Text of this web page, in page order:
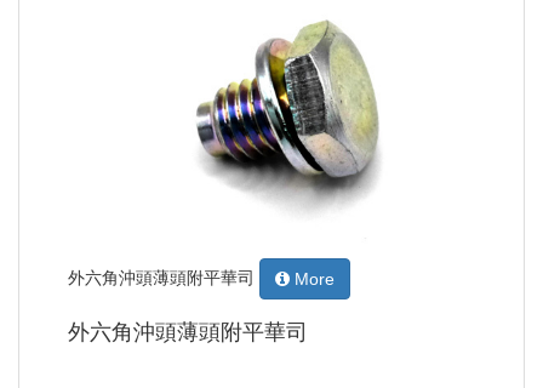
外六角沖頭薄頭附平華司 More
外六角沖頭薄頭附平華司